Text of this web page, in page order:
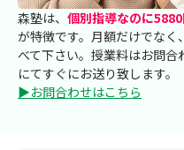
森塾は、 個別指導なのに
が特徴です。月額だけでな
べて下さい。授業料はお問
にてすぐにお送り致します。
▶お問合わせはこちら